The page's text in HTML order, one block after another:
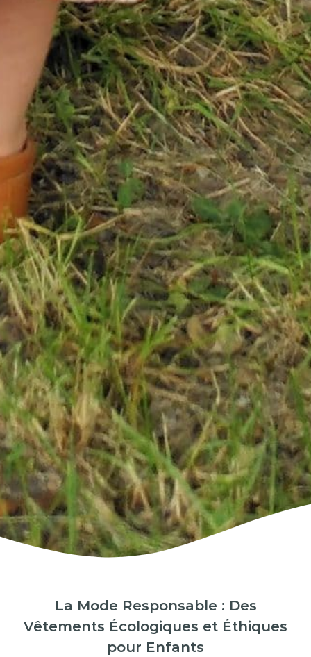
La Mode Responsable : Des
Vêtements Écologiques et Éthiques
pour Enfants